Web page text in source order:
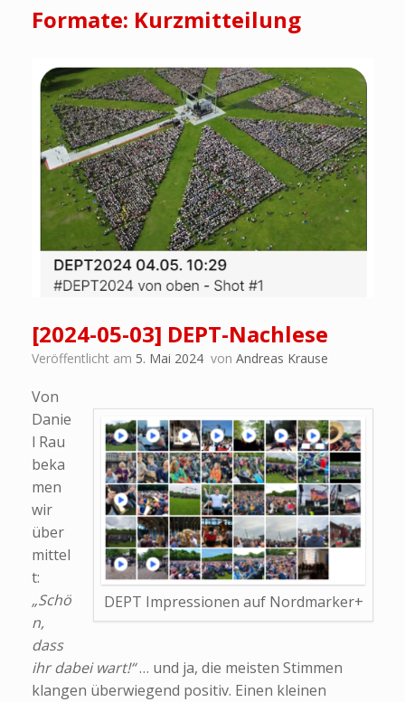
Formate: Kurzmitteilung
[2024-05-03] DEPT-Nachlese
Veröffentlicht am 5. Mai 2024 von Andreas Krause
DEPT Impressionen auf Nordmarker+
Von
Danie
l Rau
beka
men
wir
über
mittel
t:
„Schö
n,
dass
ihr dabei wart!“… und ja, die meisten Stimmen
klangen überwiegend positiv. Einen kleinen